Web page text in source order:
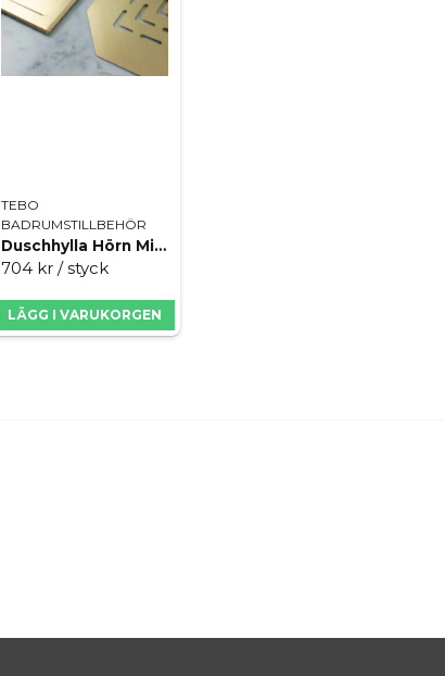
TEBO
BADRUMSTILLBEHÖR
Duschhylla Hörn Milano Brass
704 kr / styck
LÄGG I VARUKORGEN